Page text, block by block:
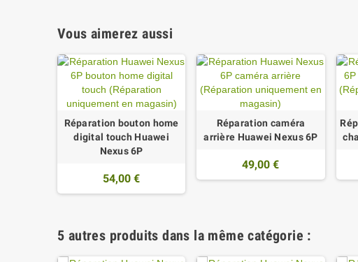
Vous aimerez aussi
Réparation bouton home
digital touch Huawei
Nexus 6P
54,00 €
Réparation caméra
arrière Huawei Nexus 6P
49,00 €
5 autres produits dans la même catégorie :